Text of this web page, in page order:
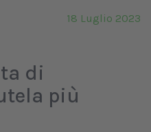
18 Luglio 2023
di
più